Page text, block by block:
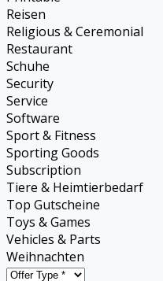
Reisen
Religious & Ceremonial
Restaurant
Schuhe
Security
Service
Software
Sport & Fitness
Sporting Goods
Subscription
Tiere & Heimtierbedarf
Top Gutscheine
Toys & Games
Vehicles & Parts
Weihnachten